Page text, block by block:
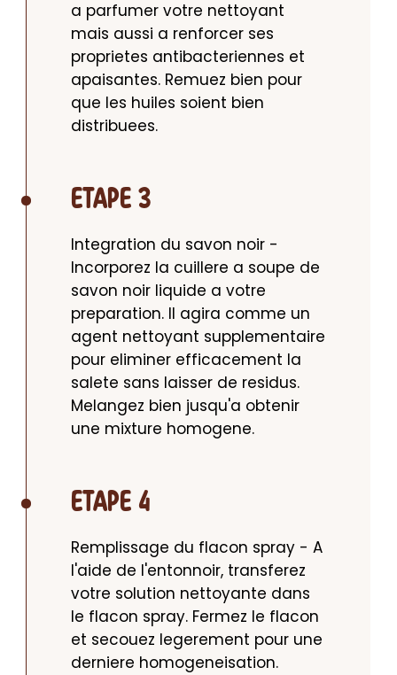
a parfumer votre nettoyant
mais aussi a renforcer ses
proprietes antibacteriennes et
apaisantes. Remuez bien pour
que les huiles soient bien
distribuees.
ETAPE 3
Integration du savon noir -
Incorporez la cuillere a soupe de
savon noir liquide a votre
preparation. Il agira comme un
agent nettoyant supplementaire
pour eliminer efficacement la
salete sans laisser de residus.
Melangez bien jusqu'a obtenir
une mixture homogene.
ETAPE 4
Remplissage du flacon spray - A
l'aide de l'entonnoir, transferez
votre solution nettoyante dans
le flacon spray. Fermez le flacon
et secouez legerement pour une
derniere homogeneisation.